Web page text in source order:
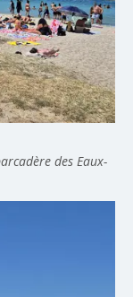
des Eaux-